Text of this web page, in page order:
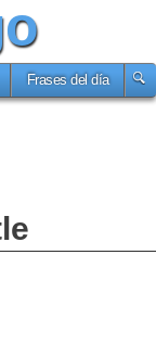
Frases del día